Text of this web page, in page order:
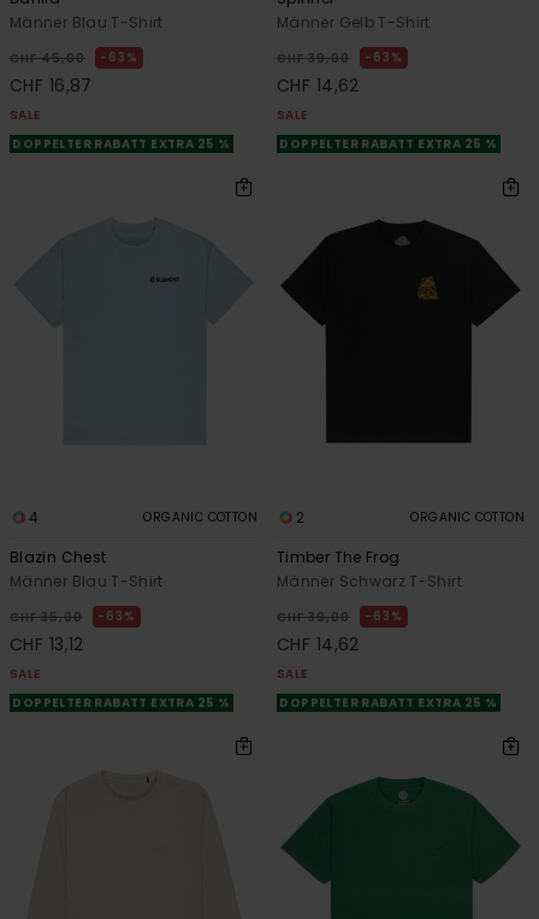
Männer Blau T-Shirt
CHF 45,00 63%
CHF 16,87
SALE
DOPPELTER RABATT EXTRA 25 %
Männer Gelb T-Shirt
CHF 39,00 63%
CHF 14,62
SALE
DOPPELTER RABATT EXTRA 25 %
4 ORGANIC COTTON
Blazin Chest
Männer Blau T-Shirt
CHF 35,00 63%
CHF 13,12
SALE
DOPPELTER RABATT EXTRA 25 %
2 ORGANIC COTTON
Timber The Frog
Männer Schwarz T-Shirt
CHF 39,00 63%
CHF 14,62
SALE
DOPPELTER RABATT EXTRA 25 %